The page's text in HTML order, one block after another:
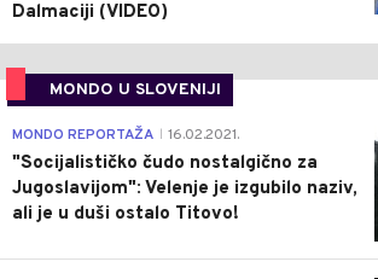
Dalmaciji (VIDEO)
MONDO U SLOVENIJI
MONDO REPORTAŽA 16.02.2021.
"Socijalističko čudo nostalgično za
Jugoslavijom": Velenje je izgubilo naziv,
ali je u duši ostalo Titovo!